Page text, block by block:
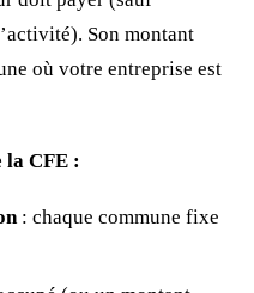
Son montant
où votre entreprise est
la CFE :
: chaque commune fixe